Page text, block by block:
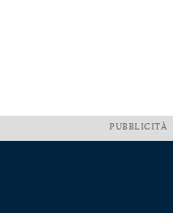
PUBBLICITÀ